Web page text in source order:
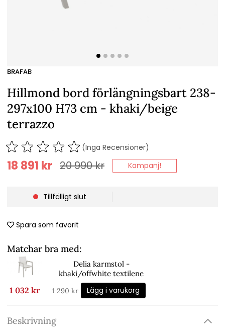
BRAFAB
Hillmond bord förlängningsbart 238-
297x100 H73 cm - khaki/beige
terrazzo
(Inga Recensioner)
20 990kr
18 891 kr Kampanj!
Tillfälligt slut
Spara som favorit
Matchar bra med:
Delia karmstol -
khaki/offwhite textilene
1 032 kr 1 290 kr Lägg i varukorg
Beskrivning